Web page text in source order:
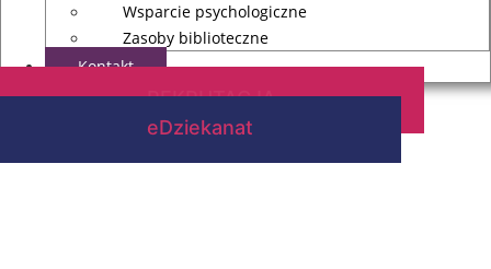
Wsparcie psychologiczne
Zasoby biblioteczne
Kontakt
REKRUTACJA
eDziekanat